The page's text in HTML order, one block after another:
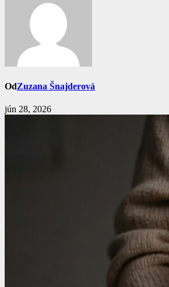
OdZuzana Šnajderová
jún 28, 2026